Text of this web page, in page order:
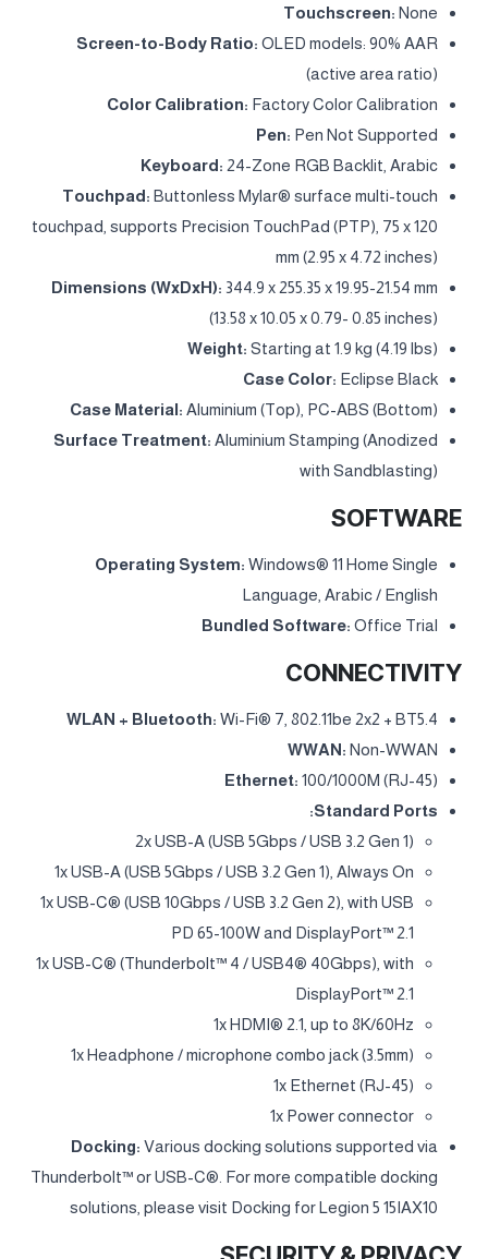
Microphone:2x, Array
Camera:5.0MP with E-shutter
Battery:80Wh
Power Adapter:245W Slim Tip (3-pin)
Special Features:AI Chip: LA3
DESIGN
Display:15.1" WQXGA (2560x1600) OLED 1000nits
(peak) / 500nits (typical) glossy, 100% DCI-P3, 165Hz,
Dolby Vision®, DisplayHDR™ True Black 600
Touchscreen:None
Screen-to-Body Ratio:OLED models: 90% AAR
(active area ratio)
Color Calibration:Factory Color Calibration
Pen:Pen Not Supported
24-Zone RGB Backlit, Arabic
Buttonless Mylar® surface multi-touch
mm (2.95 x 4.72 inches)
344.9 x 255.35 x 19.95-21.54 mm
(13.58 x 10.05 x 0.79- 0.85 inches)
Starting at 1.9 kg (4.19 lbs)
Case Material:Aluminium (Top), PC-ABS (Bottom)
Aluminium Stamping (Anodized
with Sandblasting)
SOFTWARE
Operating System:Windows® 11 Home Single
Language, Arabic / English
Bundled Software:Office Trial
CONNECTIVITY
WLAN + Bluetooth:Wi-Fi® 7, 802.11be 2x2 + BT5.4
WWAN:Non-WWAN
Ethernet:100/1000M (RJ-45)
Standard Ports:
2x USB-A (USB 5Gbps / USB 3.2 Gen 1)
1x USB-A (USB 5Gbps / USB 3.2 Gen 1), Always On
1x USB-C® (USB 10Gbps / USB 3.2 Gen 2), with USB
PD 65-100W and DisplayPort™ 2.1